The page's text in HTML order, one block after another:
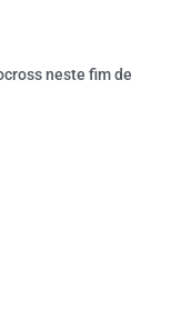
neste fim de